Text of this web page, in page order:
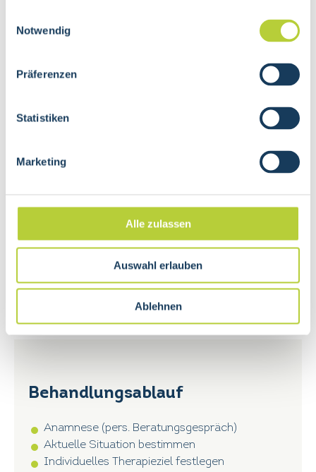
Notwendig
Präferenzen
Statistiken
Marketing
Alle zulassen
Auswahl erlauben
Ablehnen
KOSTEN TERMIN ONLINE BUCHEN
THERAPEUT
Klassische Massage
Sportmassage
Kinesio Taping
Fussreflexzonen-Therapie
Behandlungsablauf
Anamnese (pers. Beratungsgespräch)
Aktuelle Situation bestimmen
Individuelles Therapieziel festlegen